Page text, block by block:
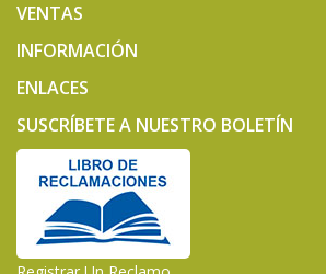
VENTAS
INFORMACIÓN
ENLACES
SUSCRÍBETE A NUESTRO BOLETÍN